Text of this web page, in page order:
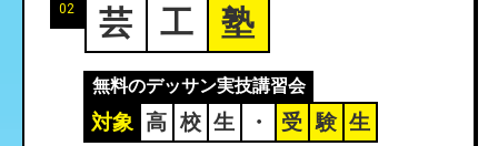
02 芸 工 塾
無料のデッサン実技講習会
対象 高 校 生 ・ 受 験 生